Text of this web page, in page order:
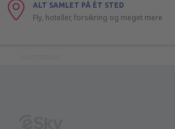
ALT SAMLET PÅ ÉT STED
Fly, hoteller, forsikring og meget mere